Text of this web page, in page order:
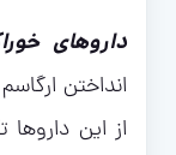
داروهای
انداختن